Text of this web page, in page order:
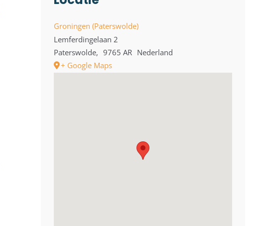
Groningen (Paterswolde)
Lemferdingelaan 2
Paterswolde, 9765 AR Nederland
+ Google Maps